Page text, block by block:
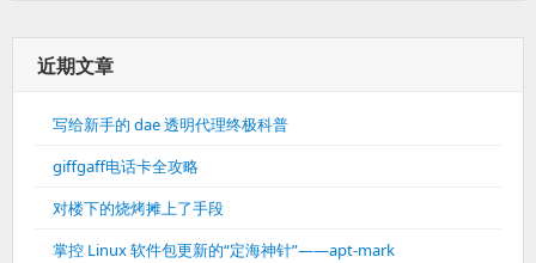
近期文章
写给新手的 dae 透明代理终极科普
giffgaff电话卡全攻略
对楼下的烧烤摊上了手段
掌控 Linux 软件包更新的“定海神针”——apt-mark